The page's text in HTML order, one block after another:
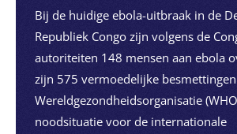
Bij de huidige ebola-uitbraak in de
Republiek Congo zijn volgens de
autoriteiten 148 mensen aan ebola
zijn 575 vermoedelijke
Wereldgezondheidsorganisatie
noodsituatie voor de internationale